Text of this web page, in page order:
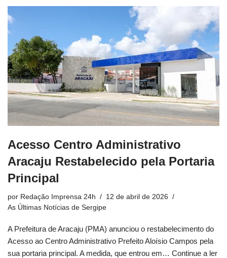
Acesso Centro Administrativo
Aracaju Restabelecido pela Portaria
Principal
por Redação Imprensa 24h
12 de abril de 2026
As Últimas Notícias de Sergipe
A Prefeitura de Aracaju (PMA) anunciou o restabelecimento do
Acesso ao Centro Administrativo Prefeito Aloísio Campos pela
sua portaria principal. A medida, que entrou em… Continue a ler